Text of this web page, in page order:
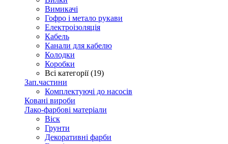
Вимикачі
Гофро і метало рукави
Електроізоляція
Кабель
Канали для кабелю
Колодки
Коробки
Всі категорії (19)
Зап.частини
Комплектуючі до насосів
Ковані вироби
Лако-фарбові матеріали
Віск
Грунти
Декоративні фарби